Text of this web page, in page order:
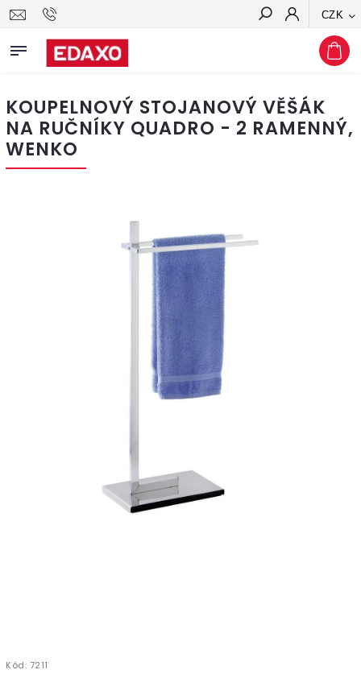
CZK
Hledat
KOUPELNOVÝ STOJANOVÝ VĚŠÁK
NA RUČNÍKY QUADRO - 2 RAMENNÝ,
WENKO
Kód: 7211